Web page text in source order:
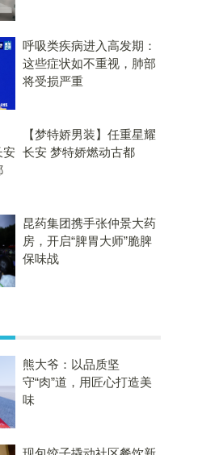
呼吸类疾病进入高发期：
这些症状如不重视，肺部
将受损严重
【梦特娇男装】任重星耀
长安 梦特娇燃动古都
昆药集团携手张仲景大药
房，开启“脾胃大师”脆脾
保味战
熊大爷：以品质坚
守“肉”道，用匠心打造美
味